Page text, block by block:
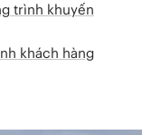
trình khuyến
khách hàng